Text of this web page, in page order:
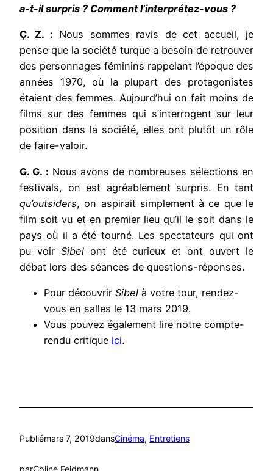
a-t-il surpris ? Comment l’interprétez-vous ?
Ç. Z. : Nous sommes ravis de cet accueil, je
pense que la société turque a besoin de retrouver
des personnages féminins rappelant l’époque des
années 1970, où la plupart des protagonistes
étaient des femmes. Aujourd’hui on fait moins de
films sur des femmes qui s’interrogent sur leur
position dans la société, elles ont plutôt un rôle
de faire-valoir.
G. G. : Nous avons de nombreuses sélections en
festivals, on est agréablement surpris. En tant
qu’outsiders, on aspirait simplement à ce que le
film soit vu et en premier lieu qu’il le soit dans le
pays où il a été tourné. Les spectateurs qui ont
pu voir Sibel ont été curieux et ont ouvert le
débat lors des séances de questions-réponses.
Pour découvrir Sibel à votre tour, rendez-
vous en salles le 13 mars 2019.
Vous pouvez également lire notre compte-
rendu critique ici.
Publiémars 7, 2019dansCinéma, Entretiens